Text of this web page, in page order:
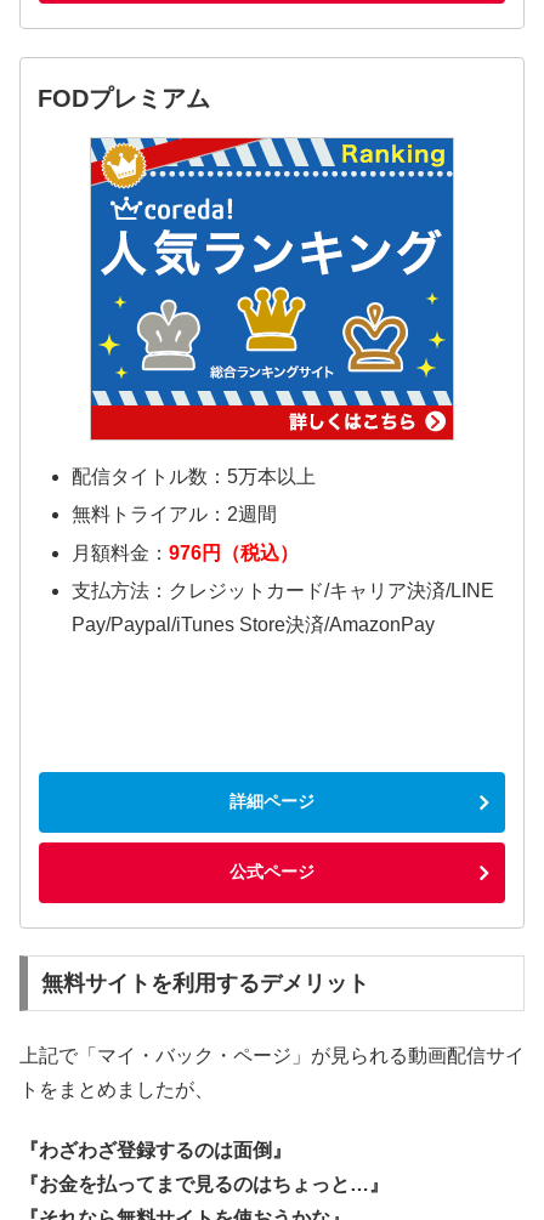
FODプレミアム
配信タイトル数：5万本以上
無料トライアル：2週間
月額料金： 976円（税込）
支払方法：クレジットカード/キャリア決済/LINE
Pay/Paypal/iTunes Store決済/AmazonPay
詳細ページ
公式ページ
無料サイトを利用するデメリット
上記で「マイ・バック・ページ」が見られる動画配信サイ
トをまとめましたが、
『わざわざ登録するのは面倒』
『お金を払ってまで見るのはちょっと…』